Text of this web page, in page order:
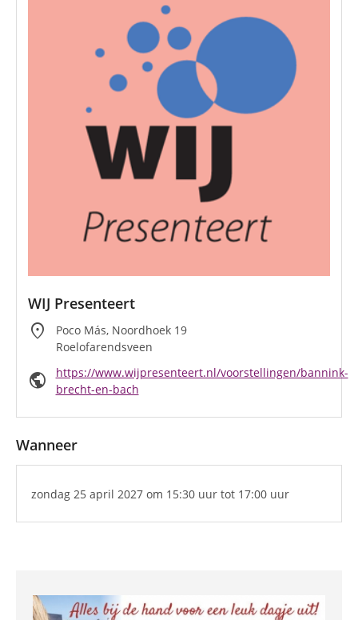
WIJ Presenteert
location_on
Poco Más, Noordhoek 19
Roelofarendsveen
public
https://www.wijpresenteert.nl/voorstellingen/bannink-
brecht-en-bach
Wanneer
zondag 25 april 2027 om 15:30 uur tot 17:00 uur